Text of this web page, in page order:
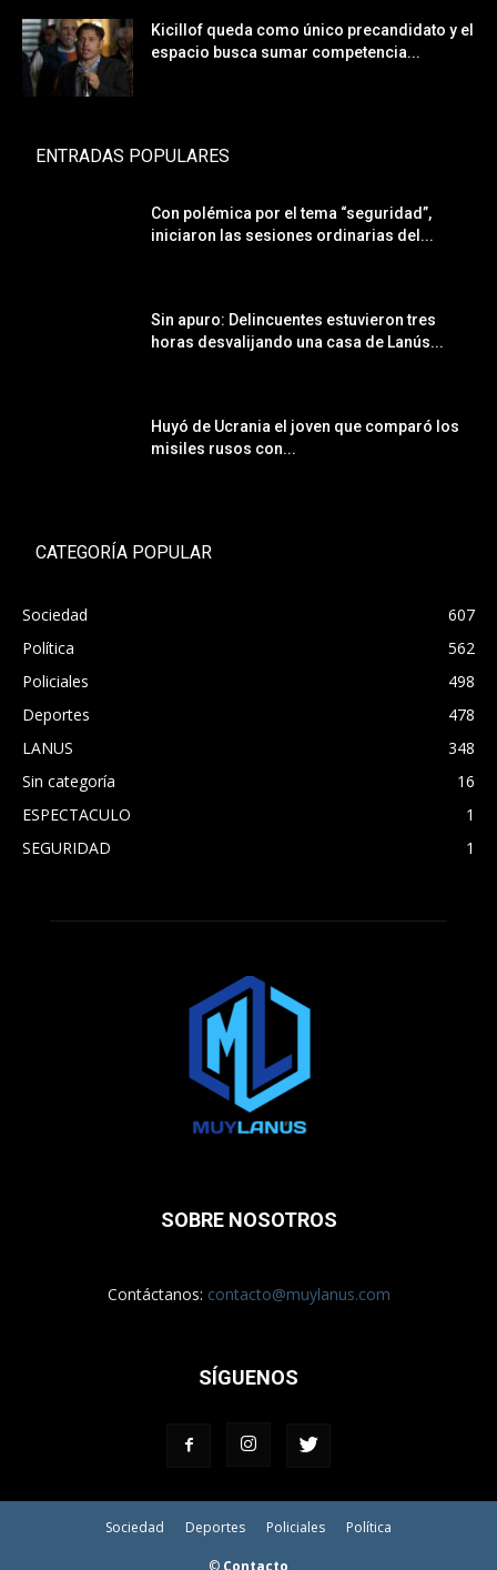
Kicillof queda como único precandidato y el
espacio busca sumar competencia...
ENTRADAS POPULARES
Con polémica por el tema “seguridad”,
iniciaron las sesiones ordinarias del...
Sin apuro: Delincuentes estuvieron tres
horas desvalijando una casa de Lanús...
Huyó de Ucrania el joven que comparó los
misiles rusos con...
CATEGORÍA POPULAR
Sociedad
607
Política
562
Policiales
498
Deportes
478
LANUS
348
Sin categoría
16
ESPECTACULO
1
SEGURIDAD
1
SOBRE NOSOTROS
Contáctanos: contacto@muylanus.com
SÍGUENOS
Sociedad Deportes Policiales Política
© Contacto